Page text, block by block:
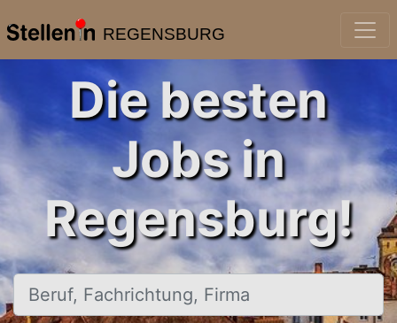
REGENSBURG
Die besten
Jobs in
Regensburg!
Beruf, Fachrichtung, Firma